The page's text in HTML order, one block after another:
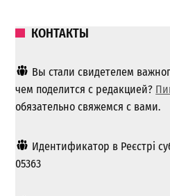
КОНТАКТЫ
Вы стали свидетелем
чем поделится с редакцией?
обязательно свяжемся с вами.
Идентификатор в Реєстрі
05363